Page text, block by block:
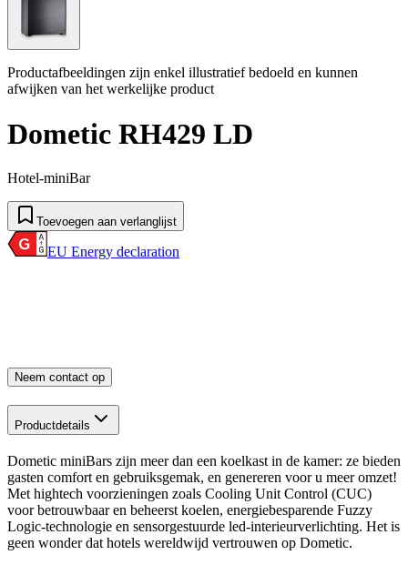
Productafbeeldingen zijn enkel illustratief bedoeld en kunnen
afwijken van het werkelijke product
Dometic RH429 LD
Hotel-miniBar
Toevoegen aan verlanglijst
EU Energy declaration
Neem contact op
Productdetails
Dometic miniBars zijn meer dan een koelkast in de kamer: ze bieden
gasten comfort en gebruiksgemak, en genereren voor u meer omzet!
Met hightech voorzieningen zoals Cooling Unit Control (CUC)
voor betrouwbaar en beheerst koelen, energiebesparende Fuzzy
Logic-technologie en sensorgestuurde led-interieurverlichting. Het is
geen wonder dat hotels wereldwijd vertrouwen op Dometic.